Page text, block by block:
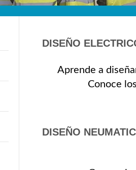
DISEÑO
Aprende a
Conoce
DISEÑO